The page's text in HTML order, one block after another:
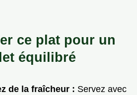
ce plat pour un
équilibré
de la fraîcheur : Servez avec